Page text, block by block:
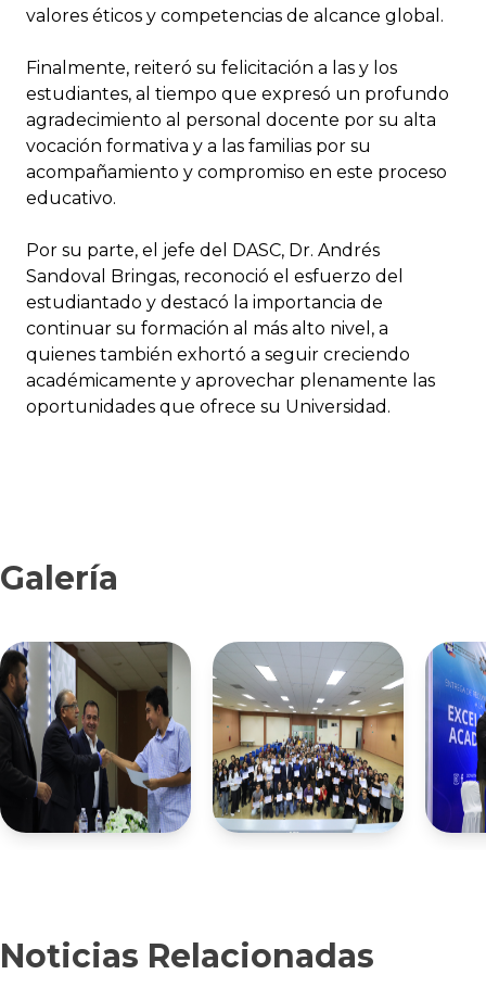
valores éticos y competencias de alcance global.
Finalmente, reiteró su felicitación a las y los
estudiantes, al tiempo que expresó un profundo
agradecimiento al personal docente por su alta
vocación formativa y a las familias por su
acompañamiento y compromiso en este proceso
educativo.
Por su parte, el jefe del DASC, Dr. Andrés
Sandoval Bringas, reconoció el esfuerzo del
estudiantado y destacó la importancia de
continuar su formación al más alto nivel, a
quienes también exhortó a seguir creciendo
académicamente y aprovechar plenamente las
oportunidades que ofrece su Universidad.
Galería
Noticias Relacionadas